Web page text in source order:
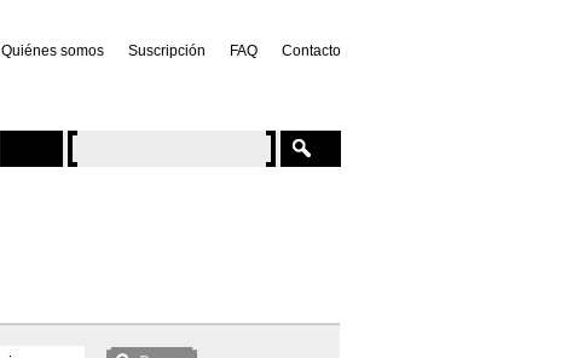
Quiénes somos Suscripción FAQ Contacto